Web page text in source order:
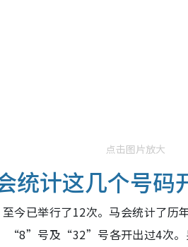
点击图片放大
统计这几个号码
今已举行了12次。马会统计了历
“8”号及“32”号各开出过4次